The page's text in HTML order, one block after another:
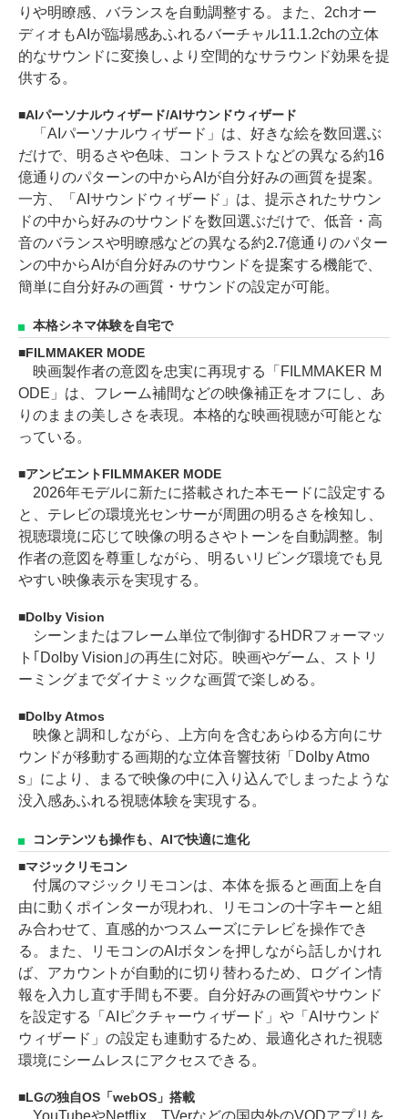
りや明瞭感、バランスを自動調整する。また、2chオー
ディオもAIが臨場感あふれるバーチャル11.1.2chの立体
的なサウンドに変換し､より空間的なサラウンド効果を提
供する。
AIパーソナルウィザード/AIサウンドウィザード
「AIパーソナルウィザード」は、好きな絵を数回選ぶ
だけで、明るさや色味、コントラストなどの異なる約16
億通りのパターンの中からAIが自分好みの画質を提案。
一方、「AIサウンドウィザード」は、提示されたサウン
ドの中から好みのサウンドを数回選ぶだけで、低音・高
音のバランスや明瞭感などの異なる約2.7億通りのパター
ンの中からAIが自分好みのサウンドを提案する機能で、
簡単に自分好みの画質・サウンドの設定が可能。
本格シネマ体験を自宅で
FILMMAKER MODE
映画製作者の意図を忠実に再現する「FILMMAKER M
ODE」は、フレーム補間などの映像補正をオフにし、あ
りのままの美しさを表現。本格的な映画視聴が可能とな
っている。
アンビエントFILMMAKER MODE
2026年モデルに新たに搭載された本モードに設定する
と、テレビの環境光センサーが周囲の明るさを検知し、
視聴環境に応じて映像の明るさやトーンを自動調整。制
作者の意図を尊重しながら、明るいリビング環境でも見
やすい映像表示を実現する。
Dolby Vision
シーンまたはフレーム単位で制御するHDRフォーマッ
ト｢Dolby Vision｣の再生に対応。映画やゲーム、ストリ
ーミングまでダイナミックな画質で楽しめる。
Dolby Atmos
映像と調和しながら、上方向を含むあらゆる方向にサ
ウンドが移動する画期的な立体音響技術「Dolby Atmo
s」により、まるで映像の中に入り込んでしまったような
没入感あふれる視聴体験を実現する。
コンテンツも操作も、AIで快適に進化
マジックリモコン
付属のマジックリモコンは、本体を振ると画面上を自
由に動くポインターが現われ、リモコンの十字キーと組
み合わせて、直感的かつスムーズにテレビを操作でき
る。また、リモコンのAIボタンを押しながら話しかけれ
ば、アカウントが自動的に切り替わるため、ログイン情
報を入力し直す手間も不要。自分好みの画質やサウンド
を設定する「AIピクチャーウィザード」や「AIサウンド
ウィザード」の設定も連動するため、最適化された視聴
環境にシームレスにアクセスできる。
LGの独自OS「webOS」搭載
YouTubeやNetflix、TVerなどの国内外のVODアプリを